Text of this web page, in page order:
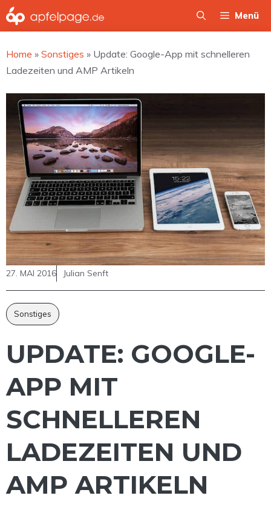
Zum
Inhalt
Menü
Home » Sonstiges » Update: Google-App mit schnelleren
Ladezeiten und AMP Artikeln
27. MAI 2016 Julian Senft
Sonstiges
UPDATE: GOOGLE-
APP MIT
SCHNELLEREN
LADEZEITEN UND
AMP ARTIKELN